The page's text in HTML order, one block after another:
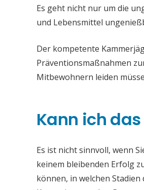
Es geht nicht nur um die
und Lebensmittel
Der kompetente
Präventionsmaßnahmen
Mitbewohnern leiden
Kann ich
Es ist nicht sinnvoll, wenn
keinem bleibenden Erfolg
können, in welchen